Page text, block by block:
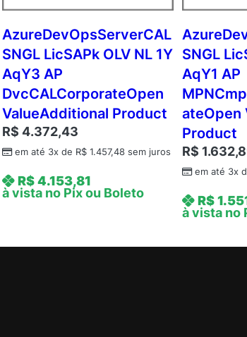
AzureDevOpsServerCAL
SNGL LicSAPk OLV NL 1Y
AqY3 AP
DvcCALCorporateOpen
ValueAdditional Product
R$ 4.372,43
em até 3x de R$ 1.457,48 sem juros
R$4.153,81
à vista no Pix ou Boleto
SNGL
AqY1 AP
ateOpen
Product
R$
em até 3x
R$
à vista no